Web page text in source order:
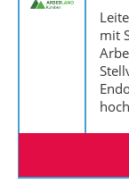
mit